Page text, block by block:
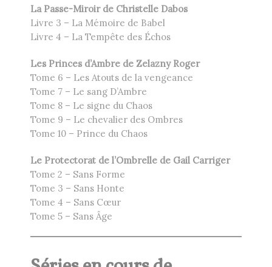
La Passe-Miroir de Christelle Dabos
Livre 3 – La Mémoire de Babel
Livre 4 – La Tempête des Échos
Les Princes d’Ambre de Zelazny Roger
Tome 6 – Les Atouts de la vengeance
Tome 7 – Le sang D’Ambre
Tome 8 – Le signe du Chaos
Tome 9 – Le chevalier des Ombres
Tome 10 – Prince du Chaos
Le Protectorat de l’Ombrelle de Gail Carriger
Tome 2 – Sans Forme
Tome 3 – Sans Honte
Tome 4 – Sans Cœur
Tome 5 – Sans Âge